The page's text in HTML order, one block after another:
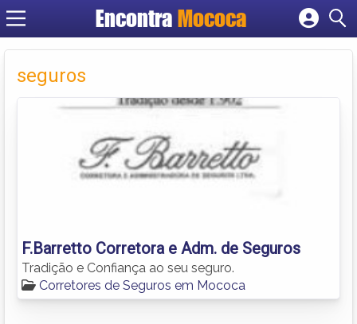
Encontra Mococa
seguros
F.Barretto Corretora e Adm. de Seguros
Tradição e Confiança ao seu seguro.
Corretores de Seguros em Mococa